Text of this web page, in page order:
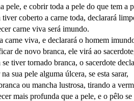
pele, e cobrir toda a pele do que tem a
tiver coberto a carne toda, declarará
carne viva será imundo.
carne viva, e declarará o homem
de novo branca, ele virá ao
se tiver tornado branca, o sacerdote
sua pele alguma úlcera, se esta sarar,
ou mancha lustrosa, tirando a
mais profunda que a pele, e o pêlo